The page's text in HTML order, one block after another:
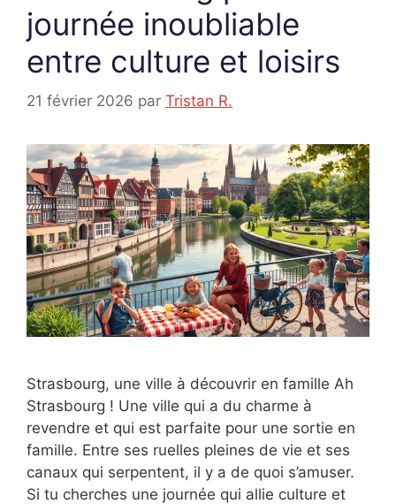
journée inoubliable
entre culture et loisirs
21 février 2026 par Tristan R.
Strasbourg, une ville à découvrir en famille Ah
Strasbourg ! Une ville qui a du charme à
revendre et qui est parfaite pour une sortie en
famille. Entre ses ruelles pleines de vie et ses
canaux qui serpentent, il y a de quoi s’amuser.
Si tu cherches une journée qui allie culture et